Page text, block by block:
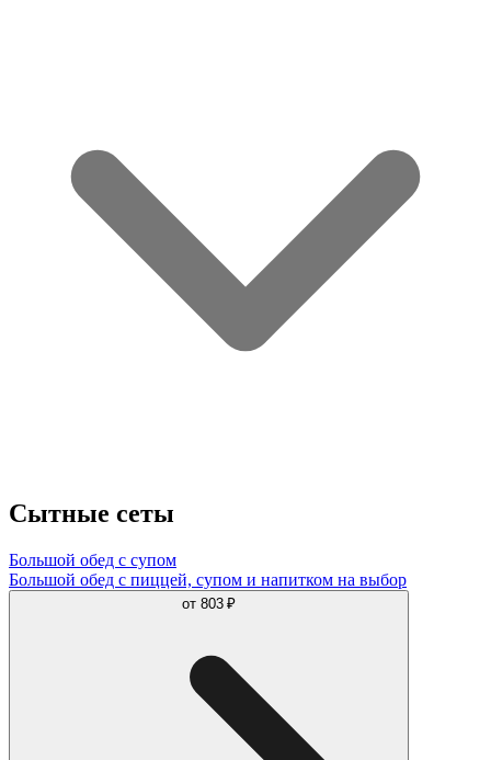
Сытные сеты
Большой обед с супом
Большой обед с пиццей, супом и напитком на выбор
от 803 ₽